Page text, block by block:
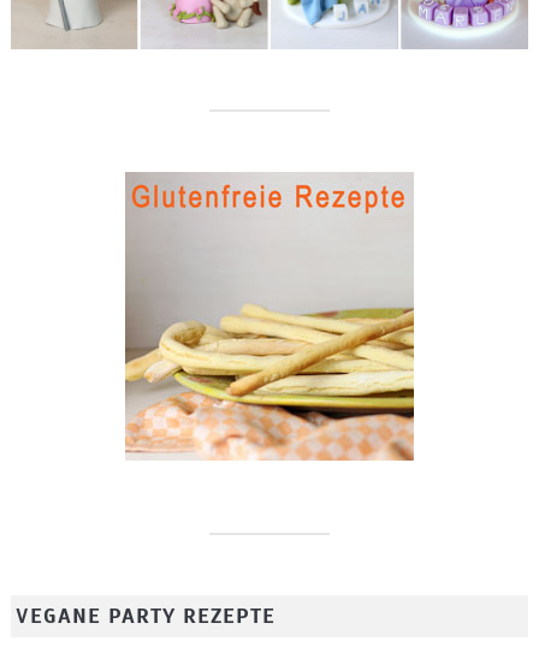
VEGANE PARTY REZEPTE